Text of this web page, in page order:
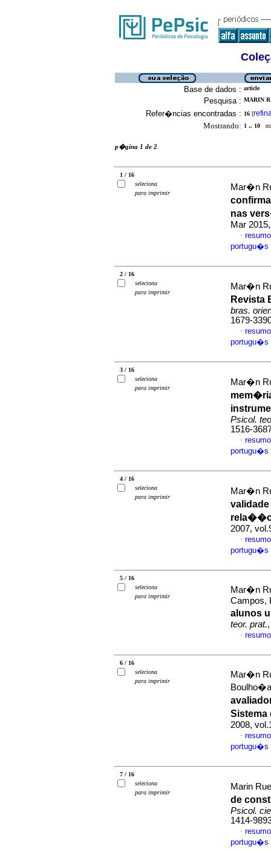
Base de dados : article
Pesquisa : MARIN
Refer�ncias encontradas : 16 [
Mostrando: 1 .. 10
p�gina 1 de 2
1 / 16
seleciona
para imprimir
Mar�n
nas
Mar
·
portugu�s
2 / 16
seleciona
para imprimir
Mar�n
Revista
bras.
1679-
·
portugu�s
3 / 16
seleciona
para imprimir
Mar�n
Psicol.
1516-
·
portugu�s
4 / 16
seleciona
para imprimir
Mar�n
2007,
·
portugu�s
5 / 16
seleciona
para imprimir
Mar�n
Campos,
alunos
teor. prat.
·
6 / 16
seleciona
para imprimir
Mar�n
2008,
·
portugu�s
7 / 16
seleciona
para imprimir
Marin
de
Psicol.
1414-
·
portugu�s